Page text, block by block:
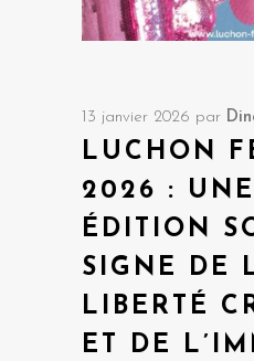
13 janvier 2026 par
LUCHON
2026 :
ÉDITION
SIGNE DE
LIBERTÉ
ET DE